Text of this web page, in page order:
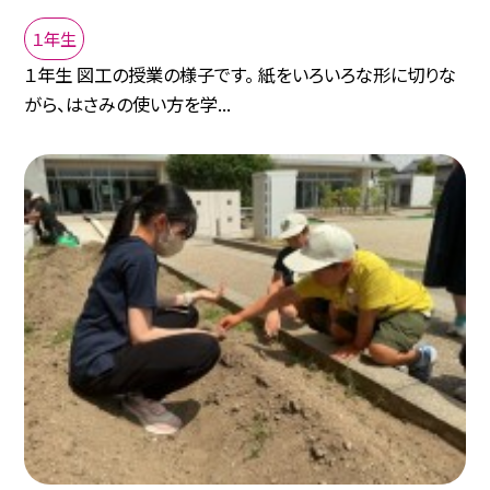
１年生
１年生 図工の授業の様子です。 紙をいろいろな形に切りな
がら、はさみの使い方を学...